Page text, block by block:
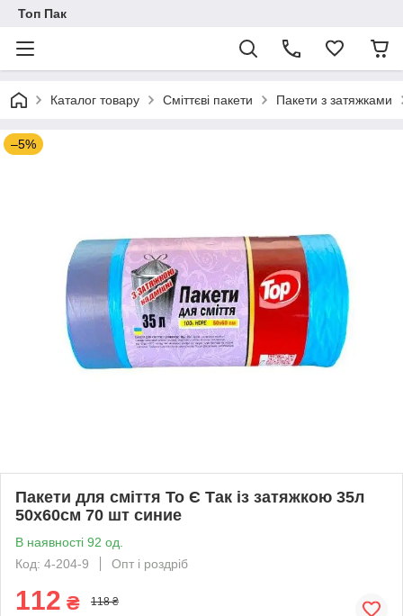
Топ Пак
Каталог товару Сміттєві пакети Пакети з затяжками
–5%
Пакети для сміття То Є Так із затяжкою 35л
50х60см 70 шт синие
В наявності 92 од.
Код: 4-204-9
Опт і роздріб
112 ₴ 118 ₴